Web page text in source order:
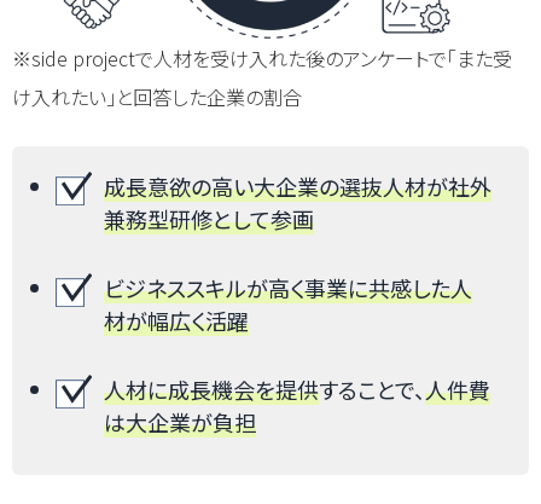
※side projectで人材を受け入れた後のアンケートで「また受
け入れたい」と回答した企業の割合
成長意欲の高い大企業の選抜人材が社外
兼務型研修として参画
ビジネススキルが高く事業に共感した人
材が幅広く活躍
人材に成長機会を提供することで、人件費
は大企業が負担